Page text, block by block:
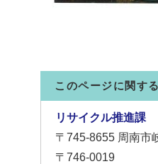
このページに関す
リサイクル推進課
〒745-8655 周南市
〒746-0019